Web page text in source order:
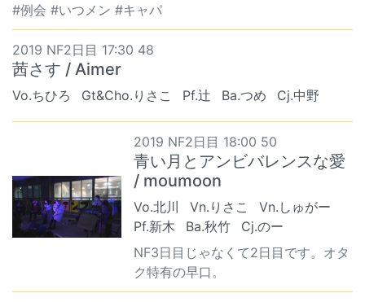
#例会 #いつメン #キャパ
2019 NF2日目 17:30 48
茜さす / Aimer
Vo.ちひろ Gt&Cho.りさこ Pf.辻 Ba.つめ Cj.中野
2019 NF2日目 18:00 50
青い月とアンビバレンスな愛
/ moumoon
Vo.北川 Vn.りさこ
Vn.しゅがー
Pf.新木
Ba.秋竹
Cj.のー
NF3日目じゃなくて2日目です。オタ
ク特有の早口。